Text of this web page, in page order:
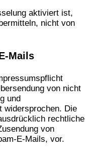
aktiviert ist,
nicht von
Mails
von nicht
und
widersprochen. Die
rechtliche
von
E-Mails, vor.